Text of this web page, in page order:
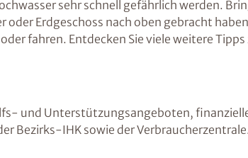
sehr schnell gefährlich werden.
Erdgeschoss nach oben gebracht
fahren. Entdecken Sie viele weitere
und Unterstützungsangeboten,
Bezirks-IHK sowie der